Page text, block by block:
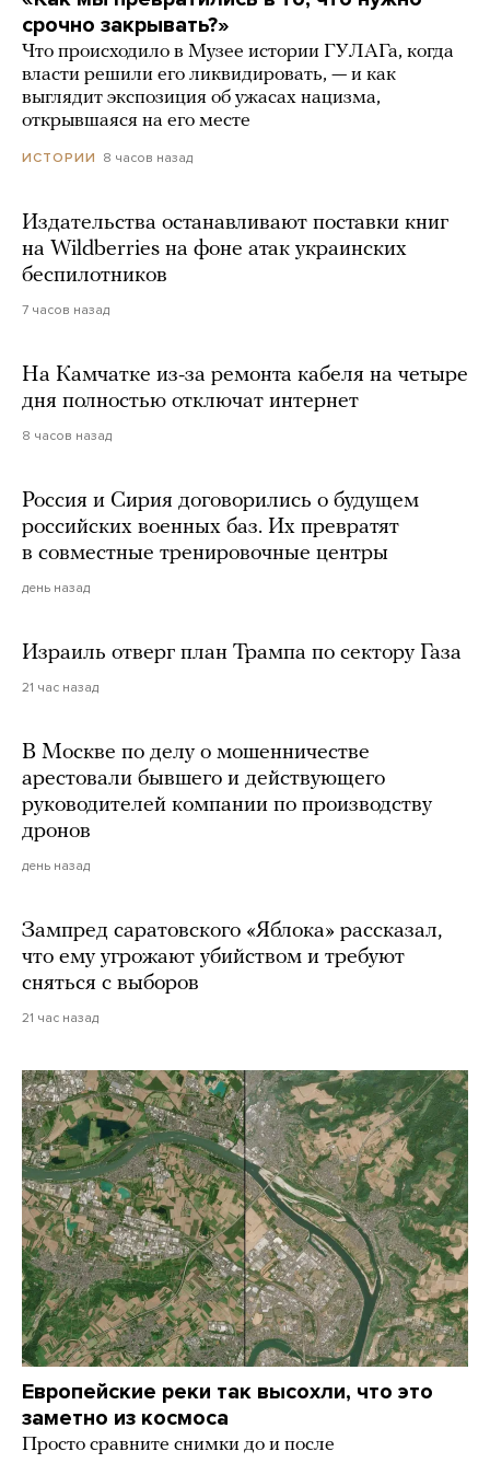
срочно закрывать?»
Что происходило в Музее истории ГУЛАГа, когда
власти решили его ликвидировать, — и как
выглядит экспозиция об ужасах нацизма,
открывшаяся на его месте
ИСТОРИИ 8 часов назад
Издательства останавливают поставки книг
на Wildberries на фоне атак украинских
беспилотников
7 часов назад
На Камчатке из-за ремонта кабеля на четыре
дня полностью отключат интернет
8 часов назад
Россия и Сирия договорились о будущем
российских военных баз. Их превратят
в совместные тренировочные центры
день назад
Израиль отверг план Трампа по сектору Газа
21 час назад
В Москве по делу о мошенничестве
арестовали бывшего и действующего
руководителей компании по производству
дронов
день назад
Зампред саратовского «Яблока» рассказал,
что ему угрожают убийством и требуют
сняться с выборов
21 час назад
Европейские реки так высохли, что это
заметно из космоса
Просто сравните снимки до и после